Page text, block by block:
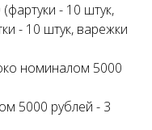
- 10 штук,
- 10 штук, варежки
номиналом 5000
5000 рублей - 3